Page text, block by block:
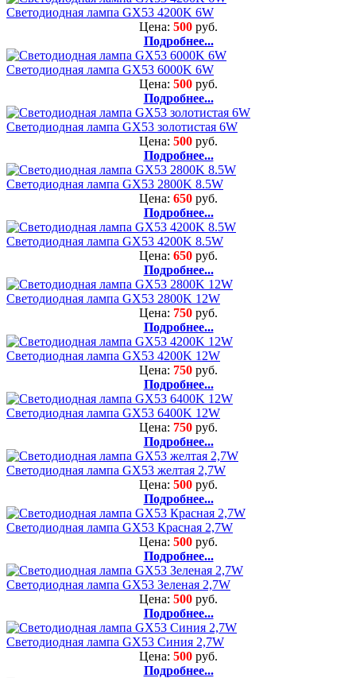
Светодиодная лампа GX53 4200K 6W
Цена: 500 руб.
Подробнее...
Светодиодная лампа GX53 6000K 6W
Цена: 500 руб.
Подробнее...
Светодиодная лампа GX53 золотистая 6W
Цена: 500 руб.
Подробнее...
Светодиодная лампа GX53 2800K 8.5W
Цена: 650 руб.
Подробнее...
Светодиодная лампа GX53 4200K 8.5W
Цена: 650 руб.
Подробнее...
Светодиодная лампа GX53 2800K 12W
Цена: 750 руб.
Подробнее...
Светодиодная лампа GX53 4200K 12W
Цена: 750 руб.
Подробнее...
Светодиодная лампа GX53 6400K 12W
Цена: 750 руб.
Подробнее...
Светодиодная лампа GX53 желтая 2,7W
Цена: 500 руб.
Подробнее...
Светодиодная лампа GX53 Красная 2,7W
Цена: 500 руб.
Подробнее...
Светодиодная лампа GX53 Зеленая 2,7W
Цена: 500 руб.
Подробнее...
Светодиодная лампа GX53 Синия 2,7W
Цена: 500 руб.
Подробнее...